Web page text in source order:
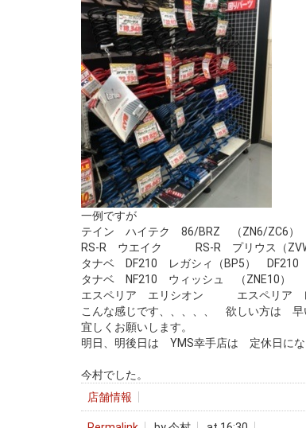
一例ですが
テイン ハイテク 86/BRZ （ZN6/ZC6
RS-R ウエイク RS-R プリウス（
タナベ DF210 レガシィ（BP5）
タナベ NF210 ウィッシュ （ZNE10）
エスペリア エリシオン エスペリア レ
こんな感じです、、、、、 欲しい方は 早
宜しくお願いします。
明日、明後日は YMS幸手店は 定休日にな
今村でした。
店舗情報